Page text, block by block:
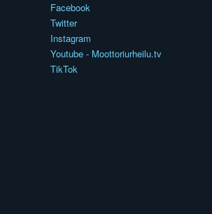
Facebook
Twitter
Instagram
Youtube - Moottoriurheilu.tv
TikTok